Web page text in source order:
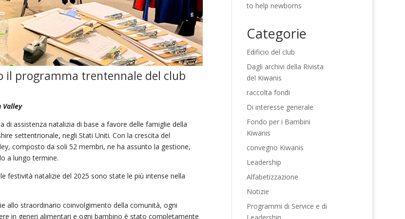
il programma trentennale del club
Valley
assistenza natalizia di base a favore delle famiglie della
settentrionale, negli Stati Uniti. Con la crescita del
composto da soli 52 membri, ne ha assunto la gestione,
a lungo termine.
festività natalizie del 2025 sono state le più intense nella
allo straordinario coinvolgimento della comunità, ogni
in generi alimentari e ogni bambino è stato completamente
to help newborns
Categorie
Edificio del club
Dagli archivi della Rivista
del Kiwanis
raccolta fondi
Di interesse generale
Fondo per i Bambini
Kiwanis
convegno Kiwanis
Leadership
Alfabetizzazione
Notizie
Programmi di Service e di